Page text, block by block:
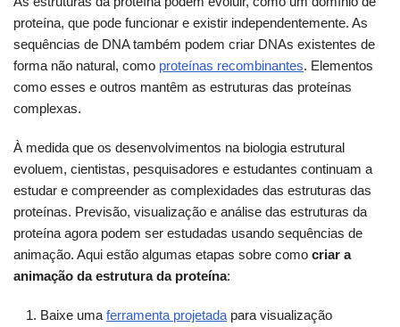
proteína, que pode funcionar e existir independentemente. As
sequências de DNA também podem criar DNAs existentes de
forma não natural, como proteínas recombinantes. Elementos
como esses e outros mantêm as estruturas das proteínas
complexas.
À medida que os desenvolvimentos na biologia estrutural
evoluem, cientistas, pesquisadores e estudantes continuam a
estudar e compreender as complexidades das estruturas das
proteínas. Previsão, visualização e análise das estruturas da
proteína agora podem ser estudadas usando sequências de
animação. Aqui estão algumas etapas sobre como criar a
animação da estrutura da proteína:
Baixe uma ferramenta projetada para visualização